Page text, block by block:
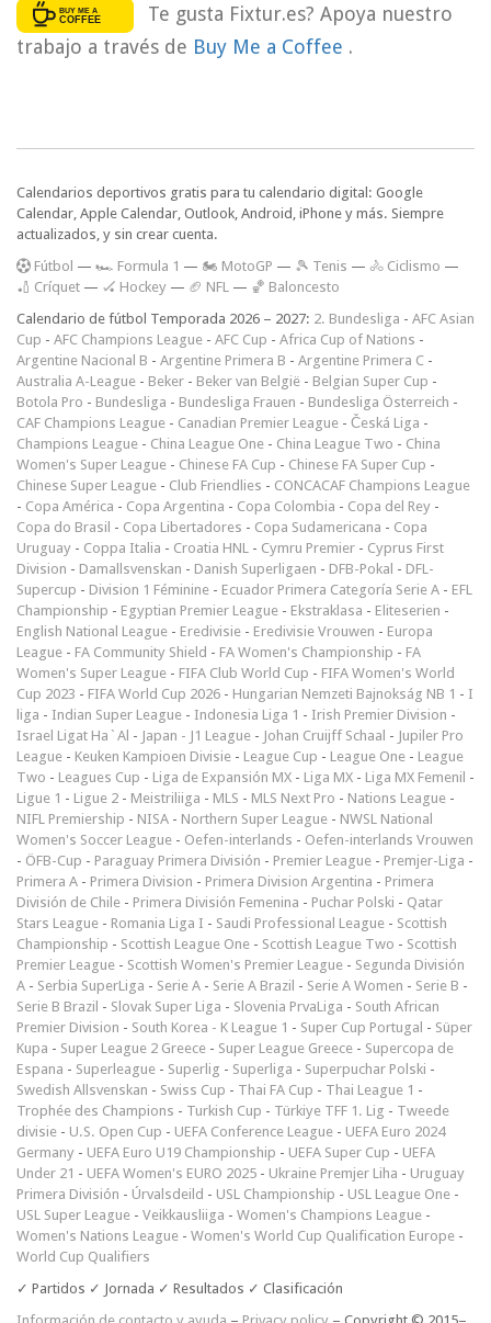
Te gusta Fixtur.es? Apoya nuestro
trabajo a través de Buy Me a Coffee .
Calendarios deportivos gratis para tu calendario digital: Google
Calendar, Apple Calendar, Outlook, Android, iPhone y más. Siempre
actualizados, y sin crear cuenta.
Fútbol — 🏎️ Formula 1 — 🏍 MotoGP — 🎾 Tenis — 🚴 Ciclismo —
🏏 Críquet — 🏑 Hockey — 🏈 NFL — 🏀 Baloncesto
Calendario de fútbol Temporada 2026 – 2027: 2. Bundesliga - AFC Asian
Cup - AFC Champions League - AFC Cup - Africa Cup of Nations -
Argentine Nacional B - Argentine Primera B - Argentine Primera C -
Australia A-League - Beker - Beker van België - Belgian Super Cup -
Botola Pro - Bundesliga - Bundesliga Frauen - Bundesliga Österreich -
CAF Champions League - Canadian Premier League - Česká Liga -
Champions League - China League One - China League Two - China
Women's Super League - Chinese FA Cup - Chinese FA Super Cup -
Chinese Super League - Club Friendlies - CONCACAF Champions League
- Copa América - Copa Argentina - Copa Colombia - Copa del Rey -
Copa do Brasil - Copa Libertadores - Copa Sudamericana - Copa
Uruguay - Coppa Italia - Croatia HNL - Cymru Premier - Cyprus First
Division - Damallsvenskan - Danish Superligaen - DFB-Pokal - DFL-
Supercup - Division 1 Féminine - Ecuador Primera Categoría Serie A - EFL
Championship - Egyptian Premier League - Ekstraklasa - Eliteserien -
English National League - Eredivisie - Eredivisie Vrouwen - Europa
League - FA Community Shield - FA Women's Championship - FA
Women's Super League - FIFA Club World Cup - FIFA Women's World
Cup 2023 - FIFA World Cup 2026 - Hungarian Nemzeti Bajnokság NB 1 - I
liga - Indian Super League - Indonesia Liga 1 - Irish Premier Division -
Israel Ligat Ha`Al - Japan - J1 League - Johan Cruijff Schaal - Jupiler Pro
League - Keuken Kampioen Divisie - League Cup - League One - League
Two - Leagues Cup - Liga de Expansión MX - Liga MX - Liga MX Femenil -
Ligue 1 - Ligue 2 - Meistriliiga - MLS - MLS Next Pro - Nations League -
NIFL Premiership - NISA - Northern Super League - NWSL National
Women's Soccer League - Oefen-interlands - Oefen-interlands Vrouwen
- ÖFB-Cup - Paraguay Primera División - Premier League - Premjer-Liga -
Primera A - Primera Division - Primera Division Argentina - Primera
División de Chile - Primera División Femenina - Puchar Polski - Qatar
Stars League - Romania Liga I - Saudi Professional League - Scottish
Championship - Scottish League One - Scottish League Two - Scottish
Premier League - Scottish Women's Premier League - Segunda División
A - Serbia SuperLiga - Serie A - Serie A Brazil - Serie A Women - Serie B -
Serie B Brazil - Slovak Super Liga - Slovenia PrvaLiga - South African
Premier Division - South Korea - K League 1 - Super Cup Portugal - Süper
Kupa - Super League 2 Greece - Super League Greece - Supercopa de
Espana - Superleague - Superlig - Superliga - Superpuchar Polski -
Swedish Allsvenskan - Swiss Cup - Thai FA Cup - Thai League 1 -
Trophée des Champions - Turkish Cup - Türkiye TFF 1. Lig - Tweede
divisie - U.S. Open Cup - UEFA Conference League - UEFA Euro 2024
Germany - UEFA Euro U19 Championship - UEFA Super Cup - UEFA
Under 21 - UEFA Women's EURO 2025 - Ukraine Premjer Liha - Uruguay
Primera División - Úrvalsdeild - USL Championship - USL League One -
USL Super League - Veikkausliiga - Women's Champions League -
Women's Nations League - Women's World Cup Qualification Europe -
World Cup Qualifiers
✓ Partidos ✓ Jornada ✓ Resultados ✓ Clasificación